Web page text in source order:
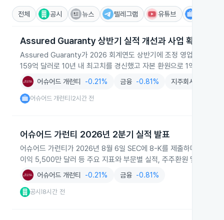
전체 공시 뉴스 텔레그램 유튜브
Assured Guaranty 상반기 실적 개선과 사업 확장
Assured Guaranty가 2026 회계연도 상반기에 조정 영업이익 1억
159억 달러로 10년 내 최고치를 경신했고 자본 환원으로 1억 8,200
어슈어드 개런티 -0.21% 금융 -0.81% 지주회사
어슈어드 개런티 2시간 전
어슈어드 가런티 2026년 2분기 실적 발표
어슈어드 가런티가 2026년 8월 6일 SEC에 8-K를 제출하며 2026
이익 5,500만 달러 등 주요 지표와 부문별 실적, 주주환원 및
어슈어드 개런티 -0.21% 금융 -0.81%
공시 8시간 전